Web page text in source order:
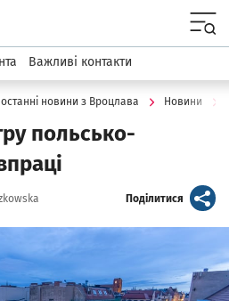
wroclaw.pl
Важливі контакти
новини з Вроцлава Новини
польсько-
Поділитися artykuł